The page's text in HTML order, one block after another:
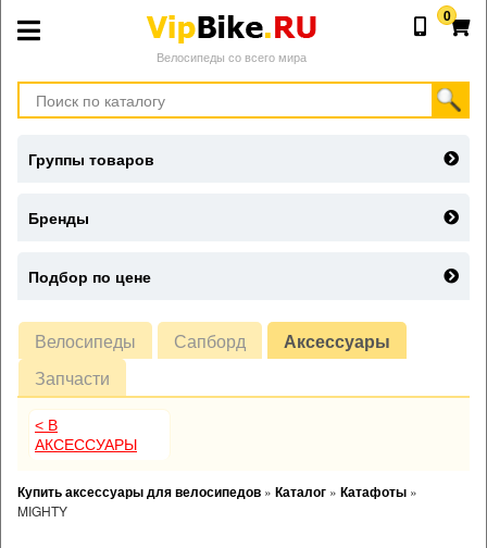
Велосипеды со всего мира
0
Велосипеды Сапборд
Аксессуары
Запчасти
< В
АКСЕССУАРЫ
Купить аксессуары для велосипедов » Каталог » Катафоты »
MIGHTY
Группы товаров
Бренды
Подбор по цене